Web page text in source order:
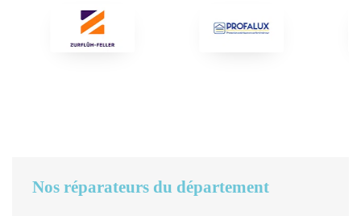
Nos réparateurs du département